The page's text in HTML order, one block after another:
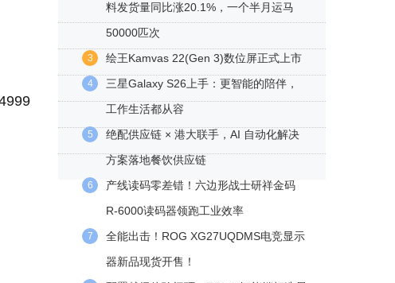
料发货量同比涨20.1%，一个半月运马
50000匹次
3 绘王Kamvas 22(Gen 3)数位屏正式上市
4
三星Galaxy S26上手：更智能的陪伴，
工作生活都从容
5
绝配供应链 × 港大联手，AI 自动化解决
方案落地餐饮供应链
6
产线读码零差错！六边形战士研祥金码
R-6000读码器领跑工业效率
7
全能出击！ROG XG27UQDMS电竞显示
器新品现货开售！